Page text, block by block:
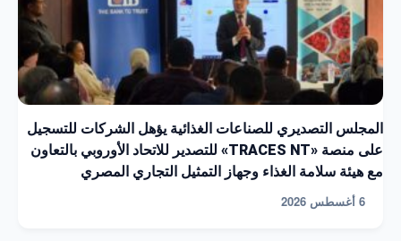
المجلس التصديري للصناعات الغذائية يؤهل الشركات للتسجيل
على منصة «TRACES NT» للتصدير للاتحاد الأوروبي بالتعاون
مع هيئة سلامة الغذاء وجهاز التمثيل التجاري المصري
6 أغسطس 2026